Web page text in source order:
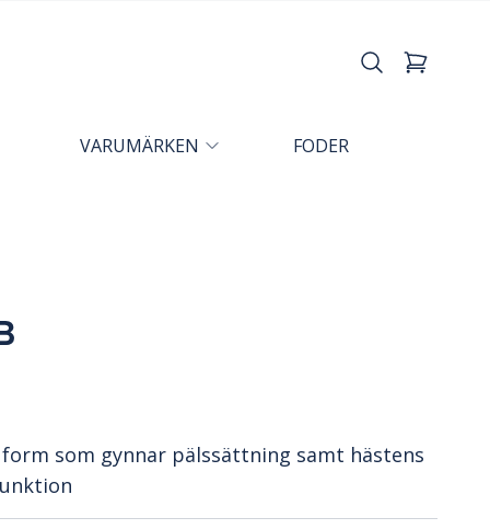
VARUMÄRKEN FODER
som gynnar pälssättning samt hästens